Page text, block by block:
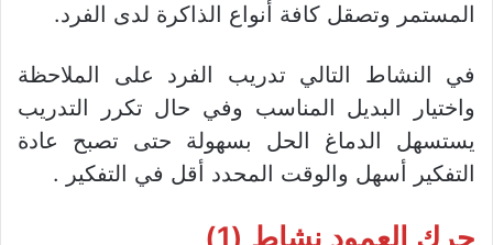
المستمر وتصقل كافة أنواع الذاكرة لدى الفرد.
في النشاط التالي تدريب الفرد على الملاحظة
واختيار البديل المناسب وفي حال تكرر التدريب
يستسهل الدماغ الحل بسهولة حتى تصبح عادة
التفكير أسهل والوقت المحدد أقل في التفكير .